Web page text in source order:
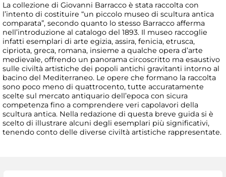
La collezione di Giovanni Barracco è stata raccolta con
l’intento di costituire “un piccolo museo di scultura antica
comparata”, secondo quanto lo stesso Barracco afferma
nell’introduzione al catalogo del 1893. Il museo raccoglie
infatti esemplari di arte egizia, assira, fenicia, etrusca,
cipriota, greca, romana, insieme a qualche opera d’arte
medievale, offrendo un panorama circoscritto ma esaustivo
sulle civiltà artistiche dei popoli antichi gravitanti intorno al
bacino del Mediterraneo. Le opere che formano la raccolta
sono poco meno di quattrocento, tutte accuratamente
scelte sul mercato antiquario dell’epoca con sicura
competenza fino a comprendere veri capolavori della
scultura antica. Nella redazione di questa breve guida si è
scelto di illustrare alcuni degli esemplari più significativi,
tenendo conto delle diverse civiltà artistiche rappresentate.